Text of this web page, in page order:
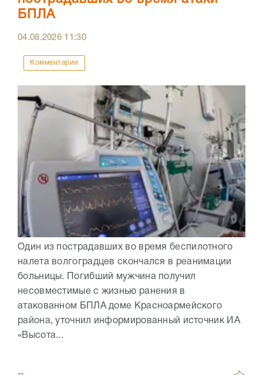
БПЛА
04.08.2026 11:30
Комментарии
Один из пострадавших во время беспилотного
налета волгоградцев скончался в реанимации
больницы. Погибший мужчина получил
несовместимые с жизнью ранения в
атакованном БПЛА доме Красноармейского
района, уточнил информированный источник ИА
«Высота...